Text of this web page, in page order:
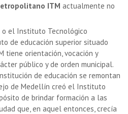
ITM actualmente no
el Instituto Tecnológico
de educación superior situado
tiene orientación, vocación y
público y de orden municipal.
de educación se remontan
de Medellín creó el Instituto
de brindar formación a las
que, en aquel entonces, crecía